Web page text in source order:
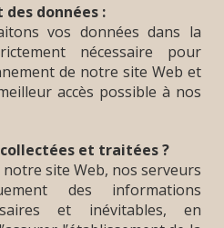
données :
vos données dans la
nécessaire pour
de notre site Web et
accès possible à nos
et traitées ?
notre site Web, nos serveurs
des informations
et inévitables, en